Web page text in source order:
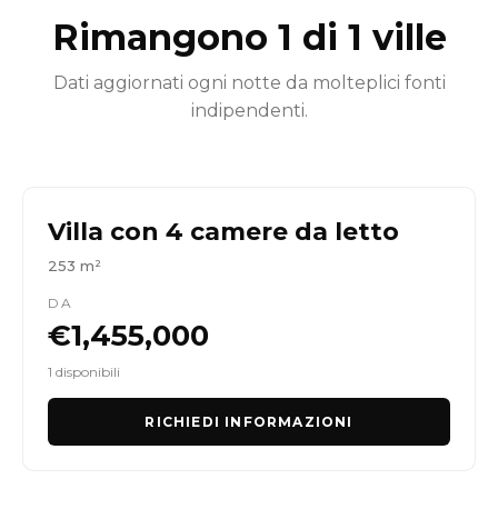
Rimangono 1 di 1 ville
Dati aggiornati ogni notte da molteplici fonti
indipendenti.
Villa con 4 camere da letto
253 m²
DA
€1,455,000
1 disponibili
RICHIEDI INFORMAZIONI